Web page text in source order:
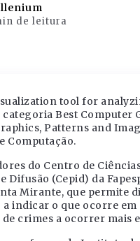
de leitura
tool for
Best
Patterns and
Computação.
do Centro de
Difusão (Cepid) da
Mirante, que permite
a indicar o que ocorre
crimes a ocorrer mais